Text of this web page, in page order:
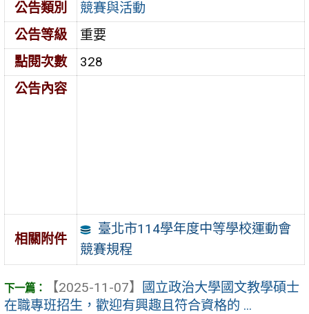
公告類別
競賽與活動
公告等級
重要
點閱次數
328
公告內容
相關附件
臺北市114學年度中等學校運動會
競賽規程
【2025-11-07】
國立政治大學國文教學碩士
在職專班招生，歡迎有興趣且符合資格的 ...